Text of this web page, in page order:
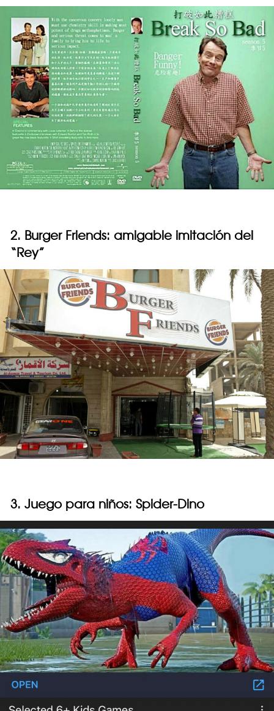
2. Burger Friends: amigable imitación del
“Rey”
3. Juego para niños: Spider-Dino